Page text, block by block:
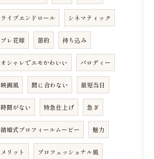
ライブエンドロール シネマティック
プレ花嫁 節約 持ち込み
オシャレでエモかわいい パロディー
映画風 間に合わない 最短当日
時間がない 特急仕上げ 急ぎ
結婚式プロフィールムービー 魅力
メリット プロフェッショナル風